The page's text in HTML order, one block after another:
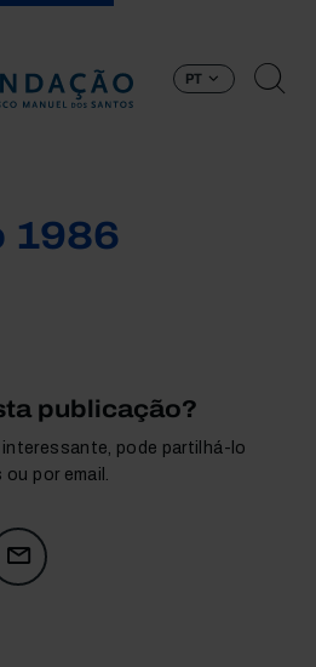
PT
1986
publicação?
pode partilhá-lo
por email.